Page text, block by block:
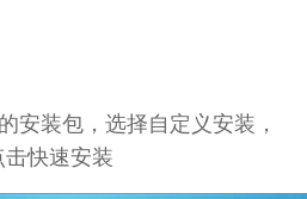
安装包，选择自定义安装，
快速安装